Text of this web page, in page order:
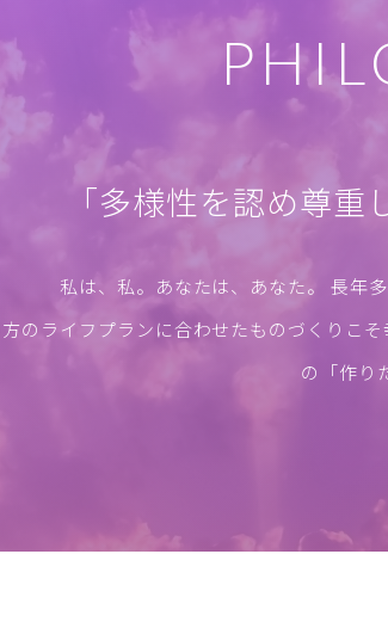
「多様性を認め尊重
私は、私。あなたは、あなた。 長年
方のライフプランに合わせたものづくりこ
の「作り